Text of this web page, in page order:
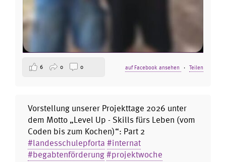
auf Facebook ansehen · Teilen
6 0 0
Vorstellung unserer Projekttage 2026 unter
dem Motto „Level Up - Skills fürs Leben (vom
Coden bis zum Kochen)“: Part 2
#landesschulepforta #internat
#begabtenförderung#projektwoche